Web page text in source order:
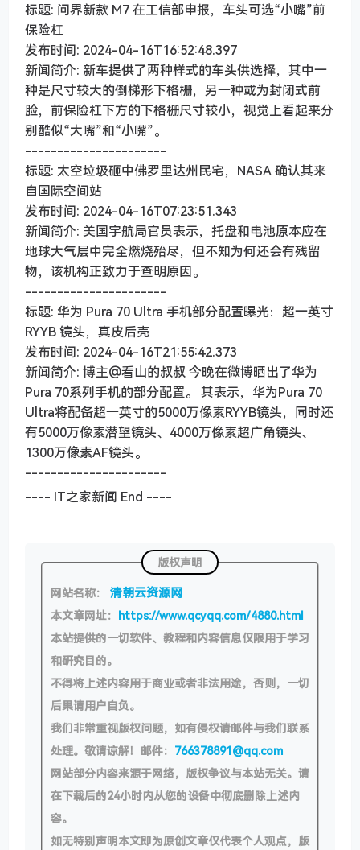
标题: 问界新款 M7 在工信部申报，车头可选“小嘴”前
保险杠
发布时间: 2024-04-16T16:52:48.397
新闻简介: 新车提供了两种样式的车头供选择，其中一
种是尺寸较大的倒梯形下格栅，另一种或为封闭式前
脸，前保险杠下方的下格栅尺寸较小，视觉上看起来分
别酷似“大嘴”和“小嘴”。
----------------------
标题: 太空垃圾砸中佛罗里达州民宅，NASA 确认其来
自国际空间站
发布时间: 2024-04-16T07:23:51.343
新闻简介: 美国宇航局官员表示，托盘和电池原本应在
地球大气层中完全燃烧殆尽，但不知为何还会有残留
物，该机构正致力于查明原因。
----------------------
标题: 华为 Pura 70 Ultra 手机部分配置曝光：超一英寸
RYYB 镜头，真皮后壳
发布时间: 2024-04-16T21:55:42.373
新闻简介: 博主@看山的叔叔 今晚在微博晒出了华为
Pura 70系列手机的部分配置。 其表示，华为Pura 70
Ultra将配备超一英寸的5000万像素RYYB镜头，同时还
有5000万像素潜望镜头、4000万像素超广角镜头、
1300万像素AF镜头。
----------------------
---- IT之家新闻 End ----
版权声明
网站名称： 清朝云资源网
本文章网址： https://www.qcyqq.com/4880.html
本站提供的一切软件、教程和内容信息仅限用于学习
和研究目的。
不得将上述内容用于商业或者非法用途，否则，一切
后果请用户自负。
我们非常重视版权问题，如有侵权请邮件与我们联系
处理。敬请谅解！邮件： 766378891@qq.com
网站部分内容来源于网络，版权争议与本站无关。请
在下载后的24小时内从您的设备中彻底删除上述内
容。
如无特别声明本文即为原创文章仅代表个人观点，版